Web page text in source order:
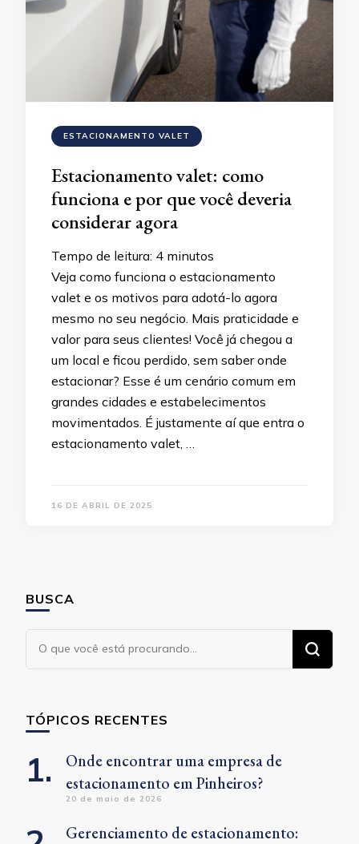
ESTACIONAMENTO VALET
Estacionamento valet: como
funciona e por que você deveria
considerar agora
Tempo de leitura: 4 minutos
Veja como funciona o estacionamento
valet e os motivos para adotá-lo agora
mesmo no seu negócio. Mais praticidade e
valor para seus clientes! Você já chegou a
um local e ficou perdido, sem saber onde
estacionar? Esse é um cenário comum em
grandes cidades e estabelecimentos
movimentados. É justamente aí que entra o
estacionamento valet, …
16 DE ABRIL DE 2025
BUSCA
Procurando
algo?
TÓPICOS RECENTES
Onde encontrar uma empresa de
estacionamento em Pinheiros?
20 de maio de 2026
Gerenciamento de estacionamento: